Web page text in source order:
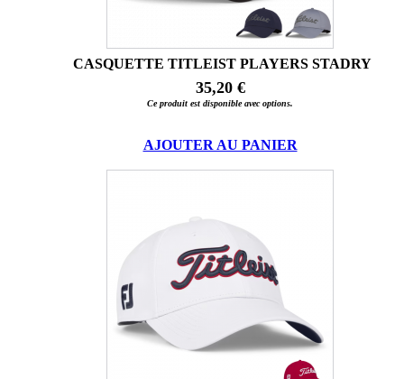
CASQUETTE TITLEIST PLAYERS STADRY
35,20 €
Ce produit est disponible avec options.
AJOUTER AU PANIER